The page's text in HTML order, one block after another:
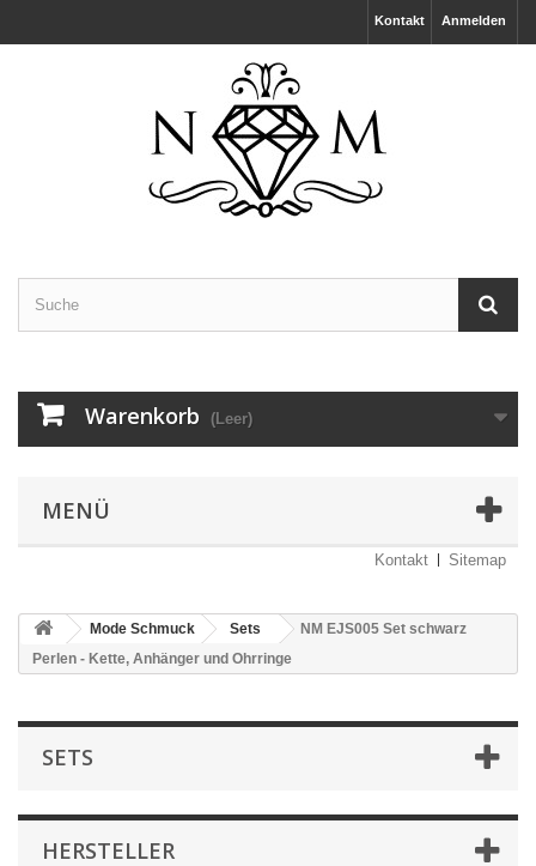
Anmelden
Kontakt
Warenkorb (Leer)
MENÜ
Kontakt Sitemap
Mode Schmuck Sets
NM EJS005 Set schwarz
Perlen - Kette, Anhänger und Ohrringe
SETS
HERSTELLER